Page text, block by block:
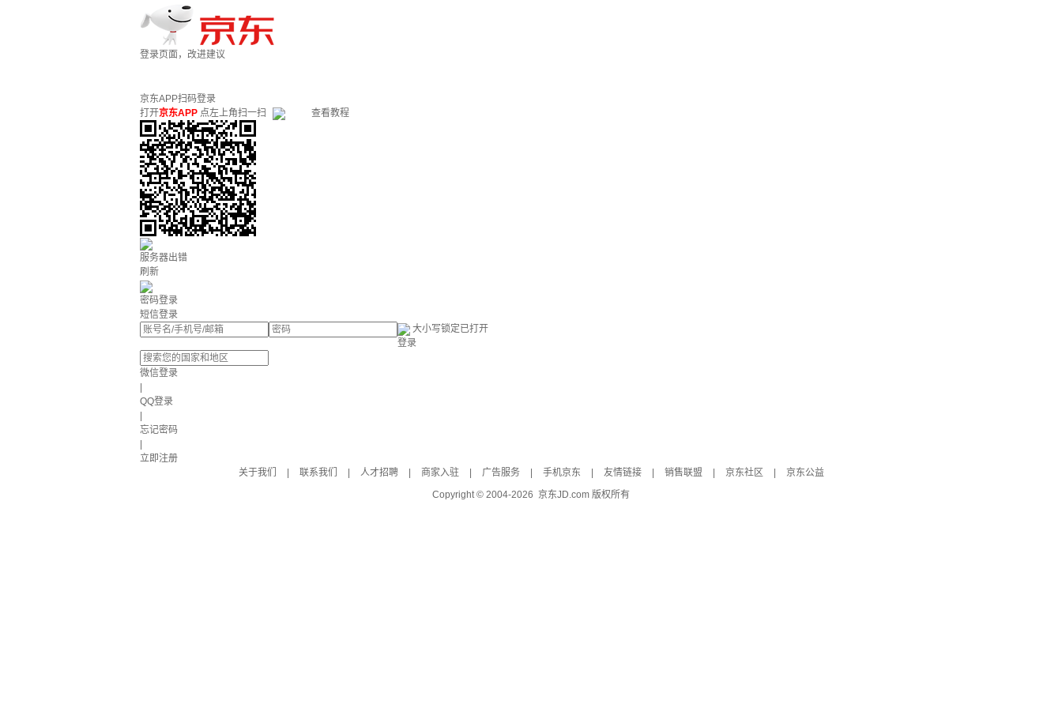
登录页面，改进建议
京东APP扫码登录
打开京东APP 点左上角扫一扫 查看教程
服务器出错
刷新
密码登录
短信登录
大小写锁定已打开
登录
微信登录
QQ登录
忘记密码
立即注册
关于我们
联系我们 人才招聘 商家入驻 广告服务 手机京东 友情链接 销售联盟 京东社区
京东公益
Copyright © 2004-2026 京东JD.com 版权所有